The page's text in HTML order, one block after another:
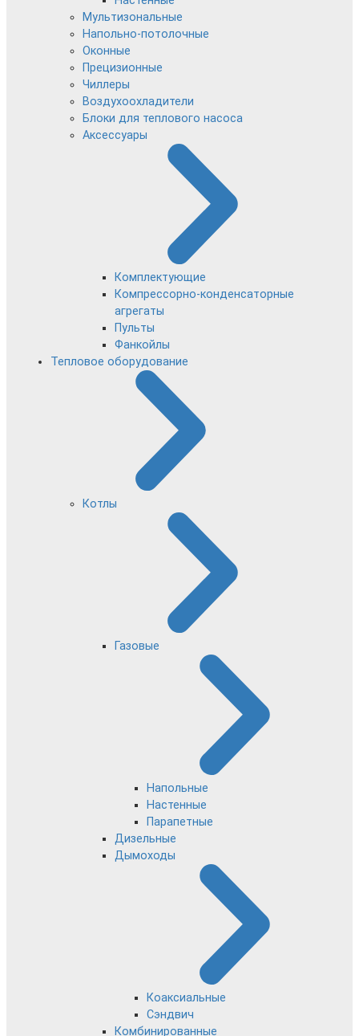
Мультизональные
Напольно-потолочные
Оконные
Прецизионные
Чиллеры
Воздухоохладители
Блоки для теплового насоса
Аксессуары
Комплектующие
Компрессорно-конденсаторные
агрегаты
Пульты
Фанкойлы
Тепловое оборудование
Котлы
Газовые
Напольные
Настенные
Парапетные
Дизельные
Дымоходы
Коаксиальные
Сэндвич
Комбинированные